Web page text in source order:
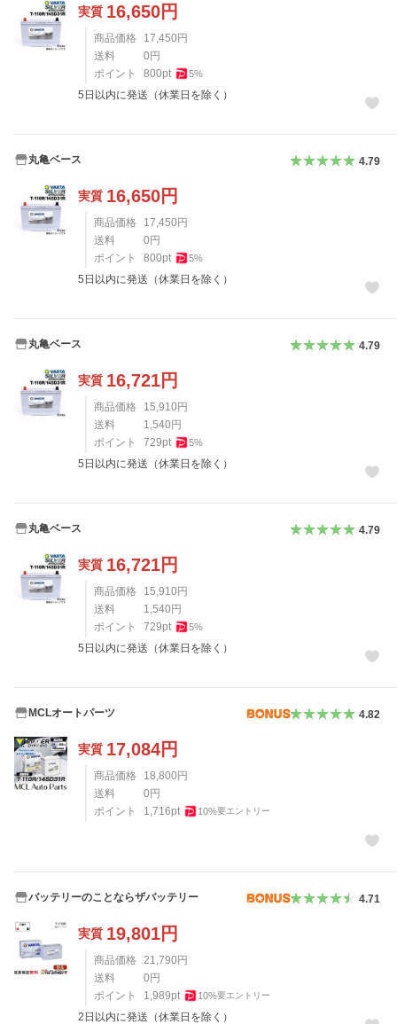
実質 16,650円
商品価格 17,450円
送料
0円
ポイント
800pt 5%
5日以内に発送（休業日を除く）
丸亀ベース 4.79
実質 16,650円
商品価格 17,450円
送料
0円
ポイント
800pt 5%
5日以内に発送（休業日を除く）
丸亀ベース 4.79
実質 16,721円
商品価格 15,910円
送料
1,540円
ポイント
729pt 5%
5日以内に発送（休業日を除く）
丸亀ベース 4.79
実質 16,721円
商品価格 15,910円
送料
1,540円
ポイント
729pt 5%
5日以内に発送（休業日を除く）
MCLオートパーツ 4.82
実質 17,084円
商品価格 18,800円
送料
0円
ポイント
1,716pt 10%要エントリー
バッテリーのことならザバッテリー 4.71
実質 19,801円
商品価格 21,790円
送料
0円
ポイント
1,989pt 10%要エントリー
2日以内に発送（休業日を除く）